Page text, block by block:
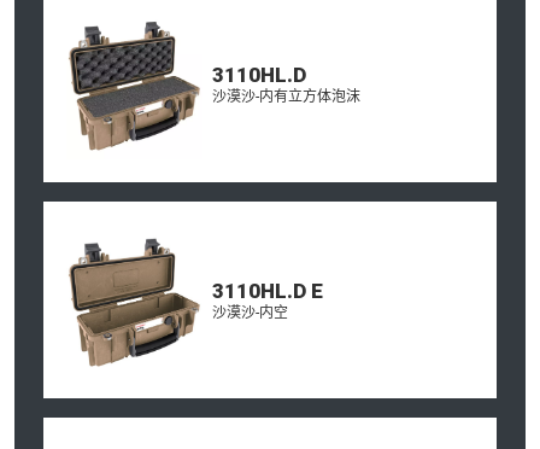
3110HL.D
沙漠沙-内有立方体泡沫
3110HL.D E
沙漠沙-内空